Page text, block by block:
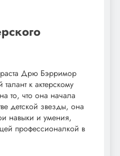
Дрю Бэрримор
к актерскому
то, что она начала
детской звезды, она
навыки и умения,
профессионалкой в